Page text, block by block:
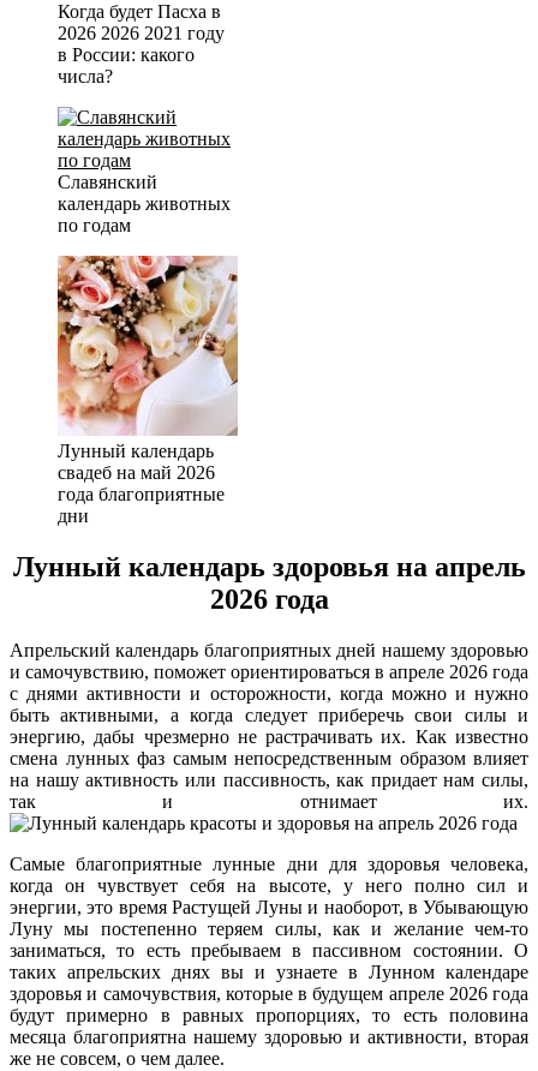
Когда будет Пасха в
2026 2026 2021 году
в России: какого
числа?
Славянский
календарь животных
по годам
Лунный календарь
свадеб на май 2026
года благоприятные
дни
Лунный календарь здоровья на апрель
2026 года
Апрельский календарь благоприятных дней нашему здоровью
и самочувствию, поможет ориентироваться в апреле 2026 года
с днями активности и осторожности, когда можно и нужно
быть активными, а когда следует приберечь свои силы и
энергию, дабы чрезмерно не растрачивать их. Как известно
смена лунных фаз самым непосредственным образом влияет
на нашу активность или пассивность, как придает нам силы,
так и отнимает их.
Самые благоприятные лунные дни для здоровья человека,
когда он чувствует себя на высоте, у него полно сил и
энергии, это время Растущей Луны и наоборот, в Убывающую
Луну мы постепенно теряем силы, как и желание чем-то
заниматься, то есть пребываем в пассивном состоянии. О
таких апрельских днях вы и узнаете в Лунном календаре
здоровья и самочувствия, которые в будущем апреле 2026 года
будут примерно в равных пропорциях, то есть половина
месяца благоприятна нашему здоровью и активности, вторая
же не совсем, о чем далее.